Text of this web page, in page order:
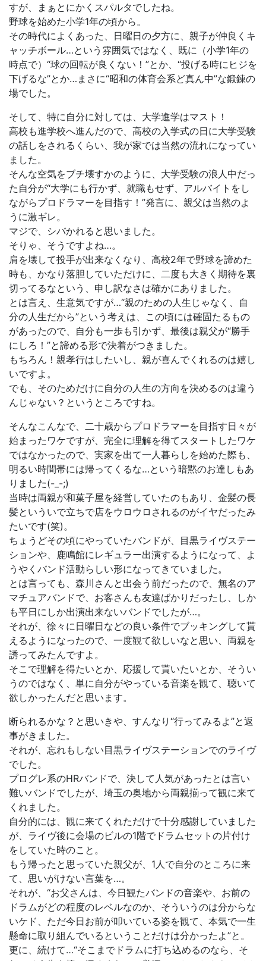
すが、まぁとにかくスパルタでしたね。
野球を始めた小学1年の頃から。
その時代によくあった、日曜日の夕方に、親子が仲良くキ
ャッチボール…という雰囲気ではなく、既に（小学1年の
時点で）“球の回転が良くない！”とか、“投げる時にヒジを
下げるな”とか…まさに“昭和の体育会系ど真ん中”な鍛錬の
場でした。
そして、特に自分に対しては、大学進学はマスト！
高校も進学校へ進んだので、高校の入学式の日に大学受験
の話しをされるくらい、我が家では当然の流れになってい
ました。
そんな空気をブチ壊すかのように、大学受験の浪人中だっ
た自分が“大学にも行かず、就職もせず、アルバイトをし
ながらプロドラマーを目指す！”発言に、親父は当然のよ
うに激ギレ。
マジで、シバかれると思いました。
そりゃ、そうですよね…。
肩を壊して投手が出来なくなり、高校2年で野球を諦めた
時も、かなり落胆していただけに、二度も大きく期待を裏
切ってるなという、申し訳なさは確かにありました。
とは言え、生意気ですが…“親のための人生じゃなく、自
分の人生だから”という考えは、この頃には確固たるもの
があったので、自分も一歩も引かず、最後は親父が“勝手
にしろ！”と諦める形で決着がつきました。
もちろん！親孝行はしたいし、親が喜んでくれるのは嬉し
いですよ。
でも、そのためだけに自分の人生の方向を決めるのは違う
んじゃない？というところですね。
そんなこんなで、二十歳からプロドラマーを目指す日々が
始まったワケですが、完全に理解を得てスタートしたワケ
ではなかったので、実家を出て一人暮らしを始めた際も、
明るい時間帯には帰ってくるな…という暗黙のお達しもあ
りました(-_-;)
当時は両親が和菓子屋を経営していたのもあり、金髪の長
髪といういで立ちで店をウロウロされるのがイヤだったみ
たいです(笑)。
ちょうどその頃にやっていたバンドが、目黒ライヴステー
ションや、鹿鳴館にレギュラー出演するようになって、よ
うやくバンド活動らしい形になってきていました。
とは言っても、森川さんと出会う前だったので、無名のア
マチュアバンドで、お客さんも友達ばかりだったし、しか
も平日にしか出演出来ないバンドでしたが…。
それが、徐々に日曜日などの良い条件でブッキングして貰
えるようになったので、一度観て欲しいなと思い、両親を
誘ってみたんですよ。
そこで理解を得たいとか、応援して貰いたいとか、そうい
うのではなく、単に自分がやっている音楽を観て、聴いて
欲しかったんだと思います。
断られるかな？と思いきや、すんなり“行ってみるよ”と返
事がきました。
それが、忘れもしない目黒ライヴステーションでのライヴ
でした。
プログレ系のHRバンドで、決して人気があったとは言い
難いバンドでしたが、埼玉の奥地から両親揃って観に来て
くれました。
自分的には、観に来てくれただけで十分感謝していました
が、ライヴ後に会場のビルの1階でドラムセットの片付け
をしていた時のこと。
もう帰ったと思っていた親父が、1人で自分のところに来
て、思いがけない言葉を…。
それが、“お父さんは、今日観たバンドの音楽や、お前の
ドラムがどの程度のレベルなのか、そういうのは分からな
いケド、ただ今日お前が叩いている姿を観て、本気で一生
懸命に取り組んでいるということだけは分かったよ”と。
更に、続けて…“そこまでドラムに打ち込めるのなら、そ